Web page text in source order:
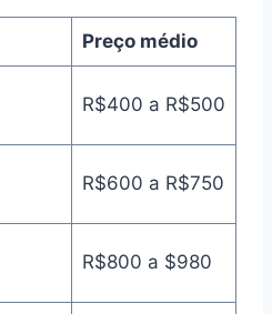
Preço médio
R$400 a R$500
R$600 a R$750
R$800 a $980